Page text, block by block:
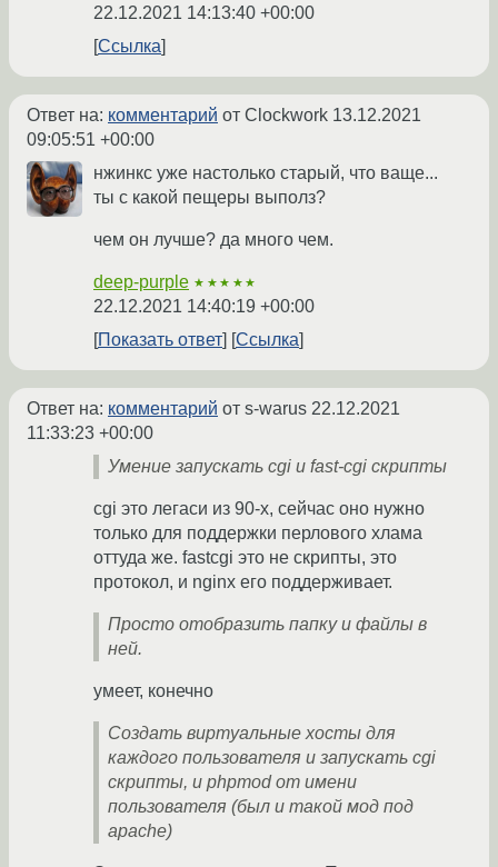
22.12.2021 14:13:40 +00:00
Ссылка
Ответ на: комментарий от Clockwork 13.12.2021
09:05:51 +00:00
нжинкс уже настолько старый, что ваще...
ты с какой пещеры выполз?
чем он лучше? да много чем.
deep-purple ★★★★★
22.12.2021 14:40:19 +00:00
Показать ответ
Ссылка
Ответ на: комментарий от s-warus 22.12.2021
11:33:23 +00:00
Умение запускать cgi и fast-cgi скрипты
cgi это легаси из 90-х, сейчас оно нужно
только для поддержки перлового хлама
оттуда же. fastcgi это не скрипты, это
протокол, и nginx его поддерживает.
Просто отобразить папку и файлы в
ней.
умеет, конечно
Создать виртуальные хосты для
каждого пользователя и запускать cgi
скрипты, и phpmod от имени
пользователя (был и такой мод под
apache)